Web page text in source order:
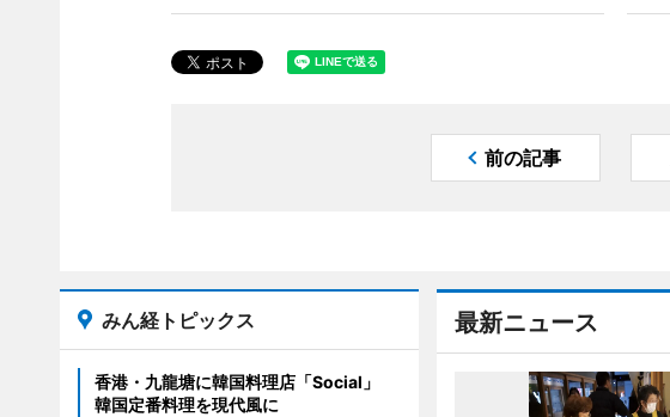
前の記事
最新ニュース
みん経トピックス
香港・九龍塘に韓国料理店「Social」
韓国定番料理を現代風に